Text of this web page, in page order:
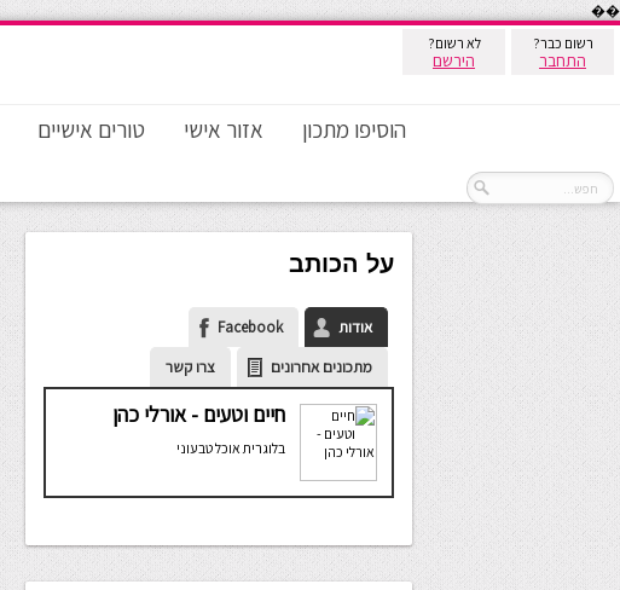
��
רשום כבר?
התחבר
לא רשום?
הירשם
הוסיפו מתכון אזור אישי טורים אישיים
על הכותב
אודות
Facebook
מתכונים אחרונים
צרו קשר
חיים וטעים - אורלי כהן
בלוגרית אוכל טבעוני